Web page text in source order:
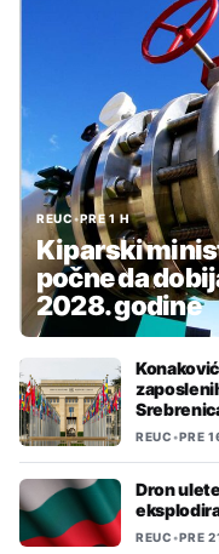
REUC•PRE 1 H
Kiparski
počne da
2028. godine
REUC•PRE
Dron
REUC•PRE